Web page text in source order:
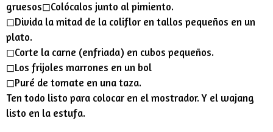
gruesos◻︎Colócalos junto al pimiento.
◻︎Divida la mitad de la coliflor en tallos pequeños en un
plato.
◻︎Corte la carne (enfriada) en cubos pequeños.
◻︎Los frijoles marrones en un bol
◻︎Puré de tomate en una taza.
Ten todo listo para colocar en el mostrador. Y el wajang
listo en la estufa.